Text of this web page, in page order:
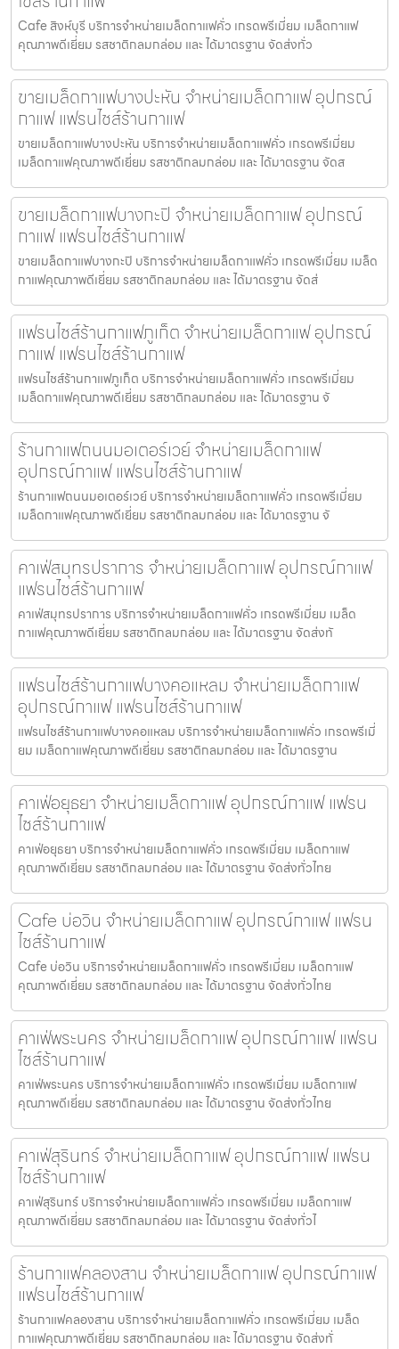
Cafe สิงห์บุรี บริการจำหน่ายเมล็ดกาแฟคั่ว เกรดพรีเมี่ยม เมล็ดกาแฟ
คุณภาพดีเยี่ยม รสชาติกลมกล่อม และ ได้มาตรฐาน จัดส่งทั่ว
ขายเมล็ดกาแฟบางปะหัน จำหน่ายเมล็ดกาแฟ อุปกรณ์
กาแฟ แฟรนไชส์ร้านกาแฟ
ขายเมล็ดกาแฟบางปะหัน บริการจำหน่ายเมล็ดกาแฟคั่ว เกรดพรีเมี่ยม
เมล็ดกาแฟคุณภาพดีเยี่ยม รสชาติกลมกล่อม และ ได้มาตรฐาน จัดส
ขายเมล็ดกาแฟบางกะปิ จำหน่ายเมล็ดกาแฟ อุปกรณ์
กาแฟ แฟรนไชส์ร้านกาแฟ
ขายเมล็ดกาแฟบางกะปิ บริการจำหน่ายเมล็ดกาแฟคั่ว เกรดพรีเมี่ยม เมล็ด
กาแฟคุณภาพดีเยี่ยม รสชาติกลมกล่อม และ ได้มาตรฐาน จัดส่
แฟรนไชส์ร้านกาแฟภูเก็ต จำหน่ายเมล็ดกาแฟ อุปกรณ์
กาแฟ แฟรนไชส์ร้านกาแฟ
แฟรนไชส์ร้านกาแฟภูเก็ต บริการจำหน่ายเมล็ดกาแฟคั่ว เกรดพรีเมี่ยม
เมล็ดกาแฟคุณภาพดีเยี่ยม รสชาติกลมกล่อม และ ได้มาตรฐาน จั
ร้านกาแฟถนนมอเตอร์เวย์ จำหน่ายเมล็ดกาแฟ
อุปกรณ์กาแฟ แฟรนไชส์ร้านกาแฟ
ร้านกาแฟถนนมอเตอร์เวย์ บริการจำหน่ายเมล็ดกาแฟคั่ว เกรดพรีเมี่ยม
เมล็ดกาแฟคุณภาพดีเยี่ยม รสชาติกลมกล่อม และ ได้มาตรฐาน จั
คาเฟ่สมุทรปราการ จำหน่ายเมล็ดกาแฟ อุปกรณ์กาแฟ
แฟรนไชส์ร้านกาแฟ
คาเฟ่สมุทรปราการ บริการจำหน่ายเมล็ดกาแฟคั่ว เกรดพรีเมี่ยม เมล็ด
กาแฟคุณภาพดีเยี่ยม รสชาติกลมกล่อม และ ได้มาตรฐาน จัดส่งทั
แฟรนไชส์ร้านกาแฟบางคอแหลม จำหน่ายเมล็ดกาแฟ
อุปกรณ์กาแฟ แฟรนไชส์ร้านกาแฟ
แฟรนไชส์ร้านกาแฟบางคอแหลม บริการจำหน่ายเมล็ดกาแฟคั่ว เกรดพรีเมี่
ยม เมล็ดกาแฟคุณภาพดีเยี่ยม รสชาติกลมกล่อม และ ได้มาตรฐาน
คาเฟ่อยุธยา จำหน่ายเมล็ดกาแฟ อุปกรณ์กาแฟ แฟรน
ไชส์ร้านกาแฟ
คาเฟ่อยุธยา บริการจำหน่ายเมล็ดกาแฟคั่ว เกรดพรีเมี่ยม เมล็ดกาแฟ
คุณภาพดีเยี่ยม รสชาติกลมกล่อม และ ได้มาตรฐาน จัดส่งทั่วไทย
Cafe บ่อวิน จำหน่ายเมล็ดกาแฟ อุปกรณ์กาแฟ แฟรน
ไชส์ร้านกาแฟ
Cafe บ่อวิน บริการจำหน่ายเมล็ดกาแฟคั่ว เกรดพรีเมี่ยม เมล็ดกาแฟ
คุณภาพดีเยี่ยม รสชาติกลมกล่อม และ ได้มาตรฐาน จัดส่งทั่วไทย
คาเฟ่พระนคร จำหน่ายเมล็ดกาแฟ อุปกรณ์กาแฟ แฟรน
ไชส์ร้านกาแฟ
คาเฟ่พระนคร บริการจำหน่ายเมล็ดกาแฟคั่ว เกรดพรีเมี่ยม เมล็ดกาแฟ
คุณภาพดีเยี่ยม รสชาติกลมกล่อม และ ได้มาตรฐาน จัดส่งทั่วไทย
คาเฟ่สุรินทร์ จำหน่ายเมล็ดกาแฟ อุปกรณ์กาแฟ แฟรน
ไชส์ร้านกาแฟ
คาเฟ่สุรินทร์ บริการจำหน่ายเมล็ดกาแฟคั่ว เกรดพรีเมี่ยม เมล็ดกาแฟ
คุณภาพดีเยี่ยม รสชาติกลมกล่อม และ ได้มาตรฐาน จัดส่งทั่วไ
ร้านกาแฟคลองสาน จำหน่ายเมล็ดกาแฟ อุปกรณ์กาแฟ
แฟรนไชส์ร้านกาแฟ
ร้านกาแฟคลองสาน บริการจำหน่ายเมล็ดกาแฟคั่ว เกรดพรีเมี่ยม เมล็ด
กาแฟคุณภาพดีเยี่ยม รสชาติกลมกล่อม และ ได้มาตรฐาน จัดส่งทั่